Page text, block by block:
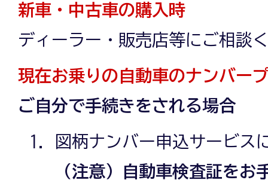
新車・中古車の購入時
ディーラー・販売店等にご相談
現在お乗りの自動車のナンバー
ご自分で手続きをされる場合
図柄ナンバー申込サービス
（注意）自動車検査証をお